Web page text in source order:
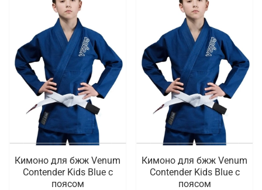
Кимоно для бжж Venum
Contender Kids Blue с
поясом
Кимоно для бжж Venum
Contender Kids Blue с
поясом